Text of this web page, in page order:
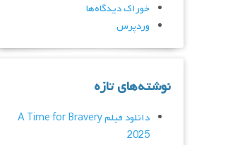
خوراک دیدگاه‌ها
وردپرس
نوشته‌های تازه
دانلود فیلم A Time for Bravery
2025